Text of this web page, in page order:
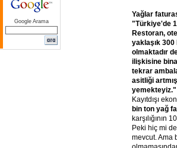
Google Arama
Yağlar
"Türkiye'de
Restoran,
yaklaşık 300
olmaktadır
ilişkisine
tekrar
asitliği
yemekteyiz."
Kayıtdışı
bin ton yağ
karşılığının
Peki hiç mi
mevcut. Ama